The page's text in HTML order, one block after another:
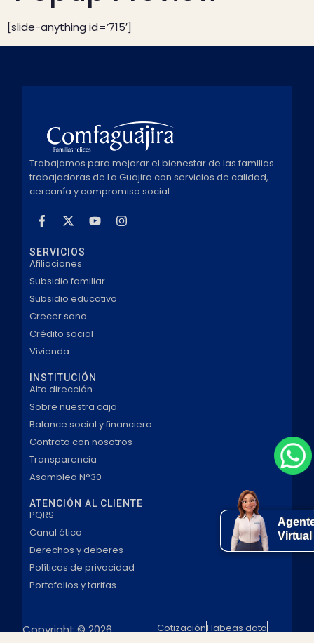
[slide-anything id=’715′]
Trabajamos para mejorar el bienestar de las familias
trabajadoras de La Guajira con servicios de calidad,
cercanía y compromiso social.
SERVICIOS
Afiliaciones
Subsidio familiar
Subsidio educativo
Crecer sano
Crédito social
Vivienda
INSTITUCIÓN
Alta dirección
Sobre nuestra caja
Balance social y financiero
Contrata con nosotros
Transparencia
Asamblea N°30
ATENCIÓN AL CLIENTE
PQRS
Canal ético
Derechos y deberes
Políticas de privacidad
Portafolios y tarifas
Copyright © 2026
CotizaciónHabeas data
Virtual